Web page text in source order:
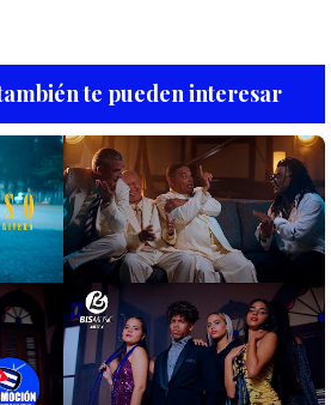
te pueden interesar